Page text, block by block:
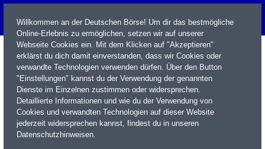
Name / WKN / ISIN / Kürzel
Willkommen an der Deutschen Börse! Um dir das bestmögliche
Online-Erlebnis zu ermöglichen, setzen wir auf unserer
Webseite Cookies ein. Mit dem Klicken auf "Akzeptieren"
erklärst du dich damit einverstanden, dass wir Cookies oder
verwandte Technologien verwenden dürfen. Über den Button
"Einstellungen" kannst du der Verwendung der genannten
Dienste im Einzelnen zustimmen oder widersprechen.
Detaillierte Informationen und wie du der Verwendung von
Cookies und verwandten Technologien auf dieser Website
jederzeit widersprechen kannst, findest du in unseren
Datenschutzhinweisen.